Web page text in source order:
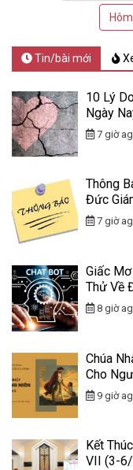
Tin/bài mới
10 Lý
Ngày
7 giờ
Thông
Đức
7 giờ
Giấc
Thử Về
8 giờ
Chúa
Cho
9 giờ
Kết
VII (3-